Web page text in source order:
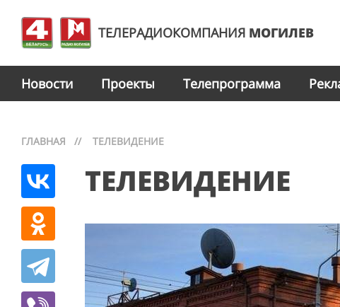
ТЕЛЕРАДИОКОМПАНИЯ МОГИЛЕВ
Новости Проекты Телепрограмма
ГЛАВНАЯ // ТЕЛЕВИДЕНИЕ
ТЕЛЕВИДЕНИЕ